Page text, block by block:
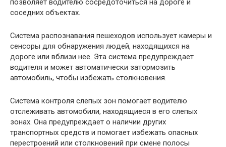
позволяет водителю сосредоточиться на дороге и
соседних объектах.
Система распознавания пешеходов использует камеры и
сенсоры для обнаружения людей, находящихся на
дороге или вблизи нее. Эта система предупреждает
водителя и может автоматически затормозить
автомобиль, чтобы избежать столкновения.
Система контроля слепых зон помогает водителю
отслеживать автомобили, находящиеся в его слепых
зонах. Она предупреждает о наличии других
транспортных средств и помогает избежать опасных
перестроений или столкновений при смене полосы